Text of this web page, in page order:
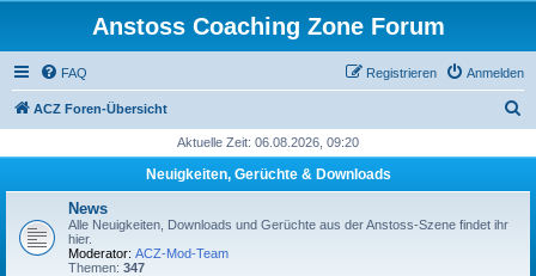
Anstoss Coaching Zone Forum
FAQ Anmelden
Registrieren
ACZ Foren-Übersicht
h
Aktuelle Zeit: 06.08.2026, 09:20
Neuigkeiten, Gerüchte & Downloads
News
Alle Neuigkeiten, Downloads und Gerüchte aus der Anstoss-Szene findet ihr
hier.
Moderator: ACZ-Mod-Team
Themen: 347